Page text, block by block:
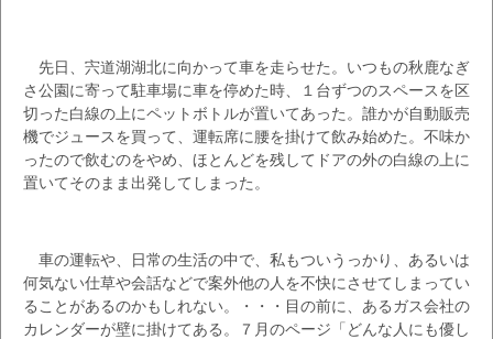
先日、宍道湖湖北に向かって車を走らせた。いつもの秋鹿なぎ
さ公園に寄って駐車場に車を停めた時、１台ずつのスペースを区
切った白線の上にペットボトルが置いてあった。誰かが自動販売
機でジュースを買って、運転席に腰を掛けて飲み始めた。不味か
ったので飲むのをやめ、ほとんどを残してドアの外の白線の上に
置いてそのまま出発してしまった。
車の運転や、日常の生活の中で、私もついうっかり、あるいは
何気ない仕草や会話などで案外他の人を不快にさせてしまってい
ることがあるのかもしれない。・・・目の前に、あるガス会社の
カレンダーが壁に掛けてある。７月のページ「どんな人にも優し